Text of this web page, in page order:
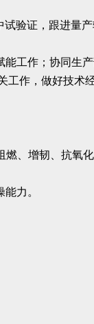
验证，跟进量
工作；协同生
作，做好技术
燃、增韧、抗氧
力。